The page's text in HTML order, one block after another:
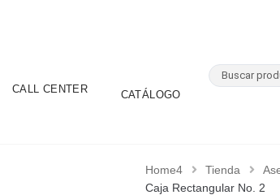
CALL CENTER CATÁLOGO
Home4 Tienda
Caja Rectangular No. 2